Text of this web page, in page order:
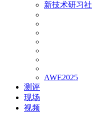
新技术研习社
AWE2025
测评
现场
视频